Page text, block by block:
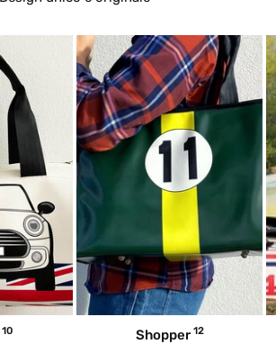
10 Shopper 12